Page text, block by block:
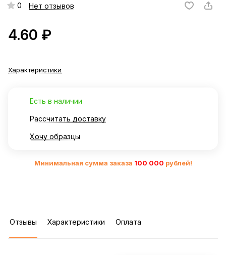
0 Нет отзывов
4.60 ₽
Характеристики
Есть в наличии
Рассчитать доставку
Хочу образцы
Минимальная сумма заказа 100 000 рублей!
Отзывы Характеристики Оплата